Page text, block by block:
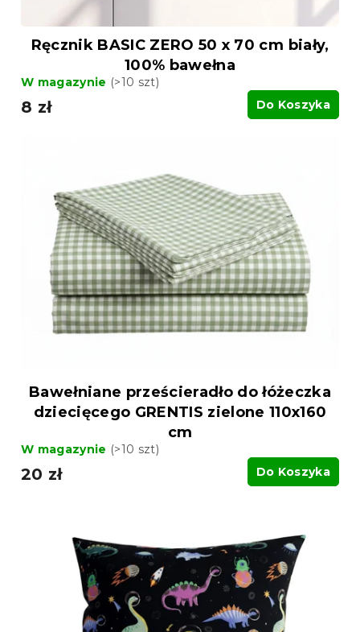
Ręcznik BASIC ZERO 50 x 70 cm biały,
100% bawełna
W magazynie (>10 szt)
8 zł Do Koszyka
Bawełniane prześcieradło do łóżeczka
dziecięcego GRENTIS zielone 110x160
cm
W magazynie (>10 szt)
20 zł Do Koszyka